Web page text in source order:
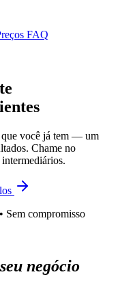
FAQ
que você já tem — um
Chame no
Sem compromisso
negócio